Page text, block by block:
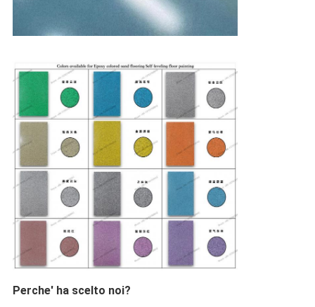
Perche' ha scelto noi?